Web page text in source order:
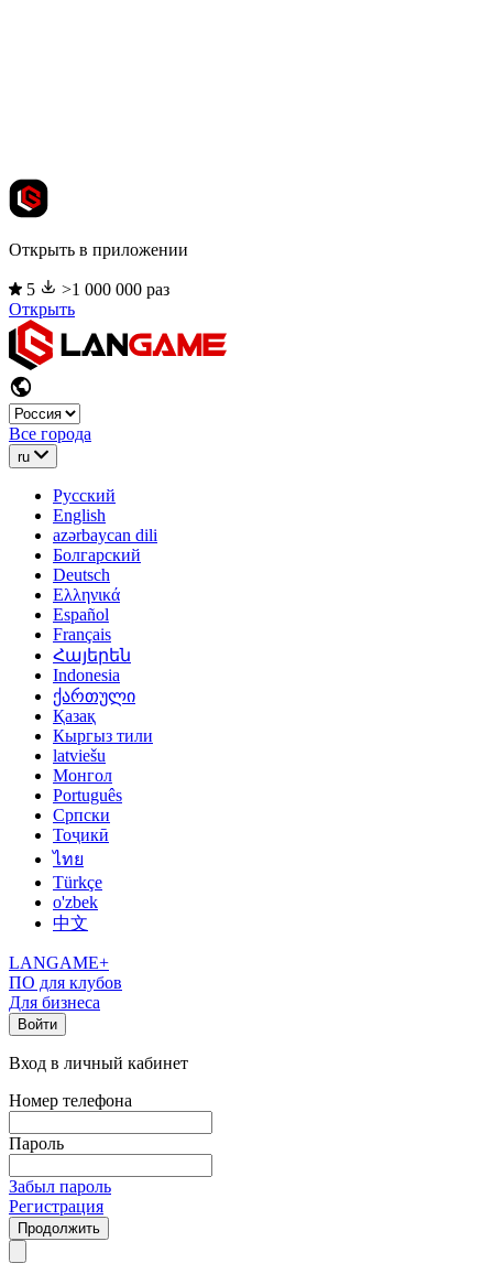
Открыть в приложении
5
>1 000 000 раз
Открыть
Все города
ru
Русский
English
azərbaycan dili
Болгарский
Deutsch
Ελληνικά
Español
Français
Հայերեն
Indonesia
ქართული
Қазақ
Кыргыз тили
latviešu
Монгол
Português
Српски
Тоҷикӣ
ไทย
Türkçe
o'zbek
中文
LANGAME+
ПО для клубов
Для бизнеса
Войти
Вход в личный кабинет
Номер телефона
Пароль
Забыл пароль
Регистрация
Продолжить